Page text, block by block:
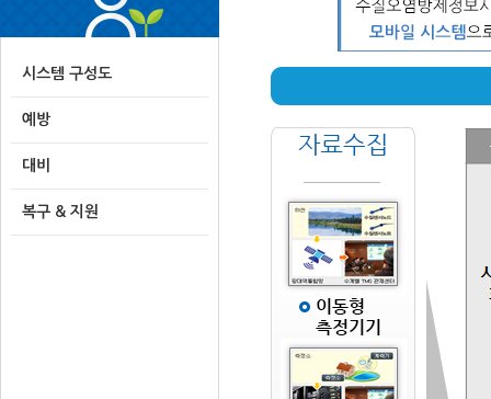
시스템 구성도
예방
대비
복구 & 지원